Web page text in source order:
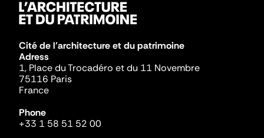
Cité de l'architecture et du patrimoine
Adress
1, Place du Trocadéro et du 11 Novembre
75116 Paris
France
Phone
+33 1 58 51 52 00